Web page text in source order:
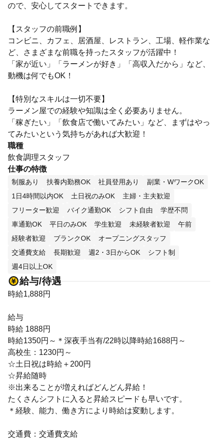
ので、安心してスタートできます。
【スタッフの前職例】
コンビニ、カフェ、居酒屋、レストラン、工場、軽作業な
ど、さまざまな前職を持ったスタッフが活躍中！
「家が近い」「ラーメンが好き」「高収入だから」など、
動機は何でもOK！
【特別なスキルは一切不要】
ラーメン屋での経験や知識は全く必要ありません。
「稼ぎたい」「飲食店で働いてみたい」など、まずはやっ
てみたいという気持ちがあれば大歓迎！
職種
飲食調理スタッフ
仕事の特徴
制服あり 扶養内勤務OK 社員登用あり
副業・WワークOK
1日4時間以内OK
土日祝のみOK
主婦・主夫歓迎
フリーター歓迎
バイク通勤OK シフト自由
学歴不問
車通勤OK
平日のみOK 学生歓迎 未経験者歓迎
午前
経験者歓迎
ブランクOK
オープニングスタッフ
交通費支給
長期歓迎 週2・3日からOK
シフト制
週4日以上OK
給与/待遇
時給1,888円
給与
時給 1888円
時給1350円～＊深夜手当有/22時以降時給1688円～
高校生：1230円～
☆土日祝は時給＋200円
☆昇給随時
※出来ることが増えればどんどん昇給！
たくさんシフトに入ると昇給スピードも早いです。
＊経験、能力、働き方により時給は変動します。
交通費：交通費支給